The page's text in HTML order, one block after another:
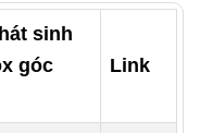
sinh
góc
Link